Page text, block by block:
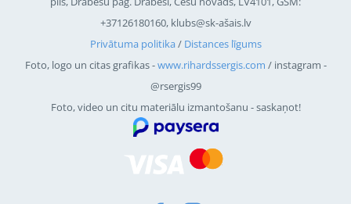
+37126180160, klubs@sk-ašais.lv
Privātuma politika/ Distances līgums
Foto, logo un citas grafikas -www.rihardssergis.com / instagram -
@rsergis99
Foto, video un citu materiālu izmantošanu - saskaņot!